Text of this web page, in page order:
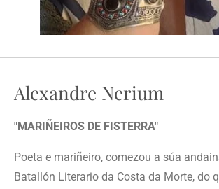
Alexandre Nerium
"MARIÑEIROS DE FISTERRA"
Poeta e mariñeiro, comezou a súa
Batallón Literario da Costa da Morte, do